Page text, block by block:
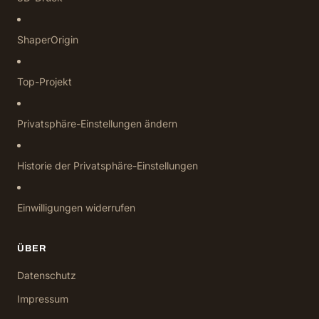
ShaperOrigin
Top-Projekt
Privatsphäre-Einstellungen ändern
Historie der Privatsphäre-Einstellungen
Einwilligungen widerrufen
ÜBER
Datenschutz
Impressum